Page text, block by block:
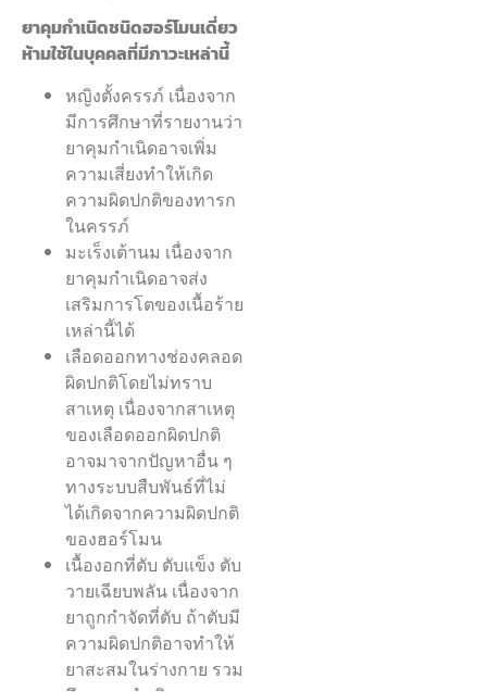
ยาคุมกำเนิดชนิดฮอร์โมนเดี่ยว
ห้ามใช้ในบุคคลที่มีภาวะเหล่านี้
หญิงตั้งครรภ์ เนื่องจาก
มีการศึกษาที่รายงานว่า
ยาคุมกำเนิดอาจเพิ่ม
ความเสี่ยงทำให้เกิด
ความผิดปกติของทารก
ในครรภ์
มะเร็งเต้านม เนื่องจาก
ยาคุมกำเนิดอาจส่ง
เสริมการโตของเนื้อร้าย
เหล่านี้ได้
เลือดออกทางช่องคลอด
ผิดปกติโดยไม่ทราบ
สาเหตุ เนื่องจากสาเหตุ
ของเลือดออกผิดปกติ
อาจมาจากปัญหาอื่น ๆ
ทางระบบสืบพันธ์ที่ไม่
ได้เกิดจากความผิดปกติ
ของฮอร์โมน
เนื้องอกที่ตับ ตับแข็ง ตับ
วายเฉียบพลัน เนื่องจาก
ยาถูกกำจัดที่ตับ ถ้าตับมี
ความผิดปกติอาจทำให้
ยาสะสมในร่างกาย รวม